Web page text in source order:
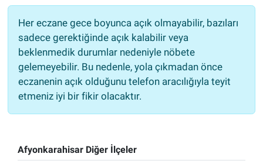
Her eczane gece boyunca açık olmayabilir, bazıları
sadece gerektiğinde açık kalabilir veya
beklenmedik durumlar nedeniyle nöbete
gelemeyebilir. Bu nedenle, yola çıkmadan önce
eczanenin açık olduğunu telefon aracılığıyla teyit
etmeniz iyi bir fikir olacaktır.
Afyonkarahisar Diğer İlçeler